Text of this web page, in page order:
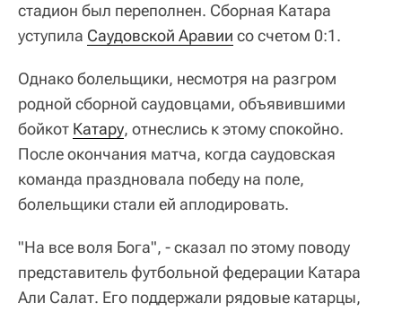
стадион был переполнен. Сборная Катара
уступила Саудовской Аравии со счетом 0:1.
Однако болельщики, несмотря на разгром
родной сборной саудовцами, объявившими
бойкот Катару, отнеслись к этому спокойно.
После окончания матча, когда саудовская
команда праздновала победу на поле,
болельщики стали ей аплодировать.
"На все воля Бога", - сказал по этому поводу
представитель футбольной федерации Катара
Али Салат. Его поддержали рядовые катарцы,